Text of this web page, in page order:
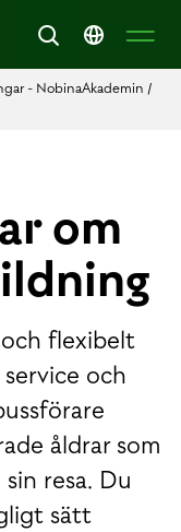
- NobinaAkademin /
om
flexibelt
och
åldrar som
resa. Du
sätt